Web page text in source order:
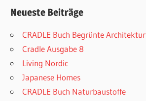
Neueste Beiträge
CRADLE Buch Begrünte Architektur
Cradle Ausgabe 8
Living Nordic
Japanese Homes
CRADLE Buch Naturbaustoffe